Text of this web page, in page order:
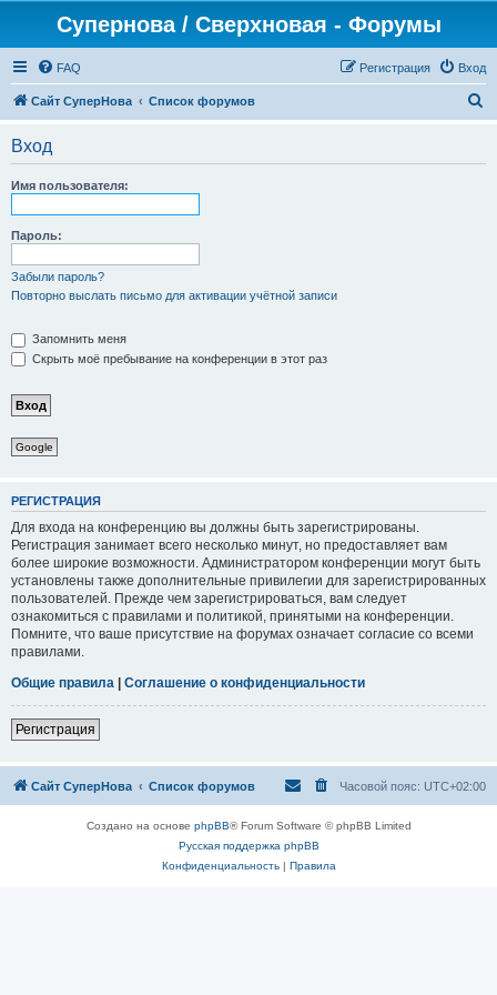
Супернова / Сверхновая - Форумы
FAQ Вход
Регистрация
Сайт СуперНова Список форумов
Вход
Имя пользователя:
Пароль:
Забыли пароль?
Повторно выслать письмо для активации учётной записи
Запомнить меня
Скрыть моё пребывание на конференции в этот раз
Google
РЕГИСТРАЦИЯ
Для входа на конференцию вы должны быть зарегистрированы.
Регистрация занимает всего несколько минут, но предоставляет вам
более широкие возможности. Администратором конференции могут быть
установлены также дополнительные привилегии для зарегистрированных
пользователей. Прежде чем зарегистрироваться, вам следует
ознакомиться с правилами и политикой, принятыми на конференции.
Помните, что ваше присутствие на форумах означает согласие со всеми
правилами.
Общие правила | Соглашение о конфиденциальности
Регистрация
Сайт СуперНова Список форумов Часовой пояс: UTC+02:00
Создано на основе phpBB® Forum Software © phpBB Limited
Русская поддержка phpBB
Конфиденциальность| Правила